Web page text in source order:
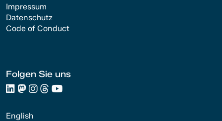
Impressum
Datenschutz
Code of Conduct
Folgen Sie uns
English